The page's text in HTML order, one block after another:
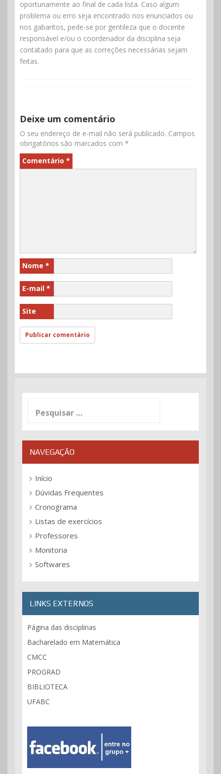
oportunamente ao final de cada lista. Caso algum
problema ou erro seja encontrado nos enunciados ou
nos gabaritos, pede-se por gentileza que o docente
responsável e/ou o coordenador da disciplina seja
contatado para que as correções necessárias sejam
feitas.
Deixe um comentário
O seu endereço de e-mail não será publicado. Campos
obrigatórios são marcados com *
Comentário *
Nome *
E-mail *
Site
por:
NAVEGAÇÃO
Início
Dúvidas Frequentes
Cronograma
Listas de exercícios
Professores
Monitoria
Softwares
LINKS EXTERNOS
Página das disciplinas
Bacharelado em Matemática
CMCC
PROGRAD
BIBLIOTECA
UFABC